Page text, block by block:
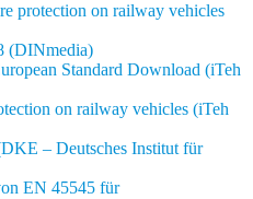
protection on railway vehicles
(DINmedia)
Standard Download (iTeh
on railway vehicles (iTeh
– Deutsches Institut für
EN 45545 für